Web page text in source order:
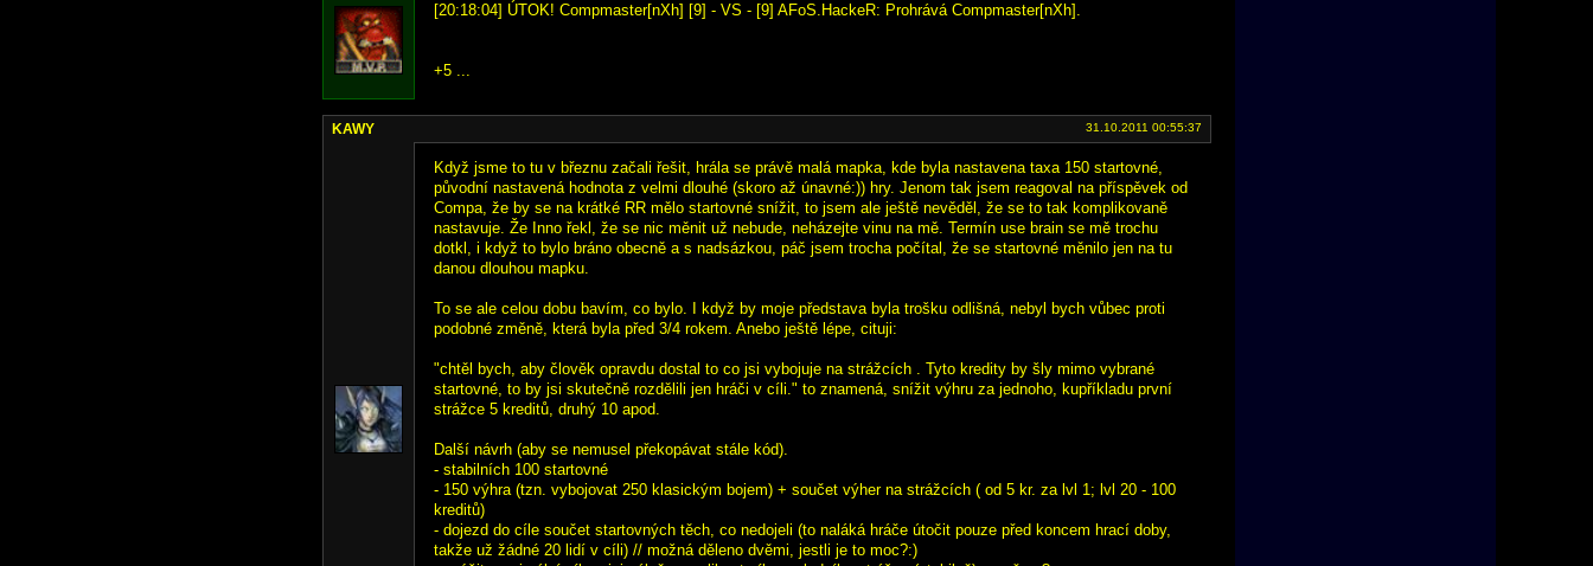
[20:18:04] ÚTOK! Compmaster[nXh] [9] - VS - [9] AFoS.HackeR: Prohrává Compmaster[nXh].
+5 ...
KAWY 31.10.2011 00:55:37
Když jsme to tu v březnu začali řešit, hrála se právě malá mapka, kde byla nastavena taxa 150 startovné,
původní nastavená hodnota z velmi dlouhé (skoro až únavné:)) hry. Jenom tak jsem reagoval na příspěvek od
Compa, že by se na krátké RR mělo startovné snížit, to jsem ale ještě nevěděl, že se to tak komplikovaně
nastavuje. Že Inno řekl, že se nic měnit už nebude, neházejte vinu na mě. Termín use brain se mě trochu
dotkl, i když to bylo bráno obecně a s nadsázkou, páč jsem trocha počítal, že se startovné měnilo jen na tu
danou dlouhou mapku.
To se ale celou dobu bavím, co bylo. I když by moje představa byla trošku odlišná, nebyl bych vůbec proti
podobné změně, která byla před 3/4 rokem. Anebo ještě lépe, cituji:
"chtěl bych, aby člověk opravdu dostal to co jsi vybojuje na strážcích . Tyto kredity by šly mimo vybrané
startovné, to by jsi skutečně rozdělili jen hráči v cíli." to znamená, snížit výhru za jednoho, kupříkladu první
strážce 5 kreditů, druhý 10 apod.
Další návrh (aby se nemusel překopávat stále kód).
- stabilních 100 startovné
- 150 výhra (tzn. vybojovat 250 klasickým bojem) + součet výher na strážcích ( od 5 kr. za lvl 1; lvl 20 - 100
kreditů)
- dojezd do cíle součet startovných těch, co nedojeli (to naláká hráče útočit pouze před koncem hrací doby,
takže už žádné 20 lidí v cíli) // možná děleno dvěmi, jestli je to moc?:)